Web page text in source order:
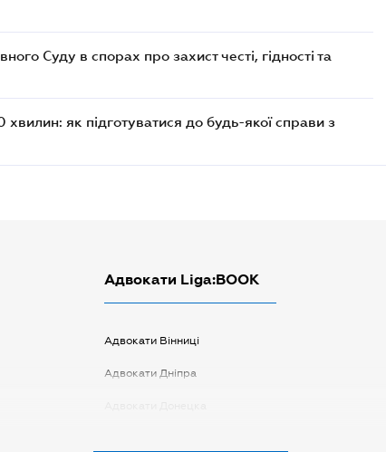
Суду в спорах про захист честі, гідності та
як підготуватися до будь-якої справи з
Адвокати Liga:BOOK
Адвокати Вінниці
Адвокати Дніпра